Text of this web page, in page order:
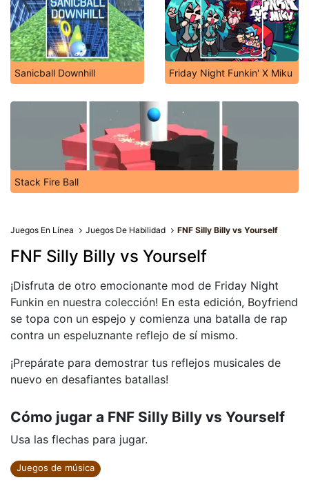
Sanicball Downhill Friday Night Funkin' X Miku
Stack Fire Ball
Juegos En Línea Juegos De Habilidad FNF Silly Billy vs Yourself
FNF Silly Billy vs Yourself
¡Disfruta de otro emocionante mod de Friday Night
Funkin en nuestra colección! En esta edición, Boyfriend
se topa con un espejo y comienza una batalla de rap
contra un espeluznante reflejo de sí mismo.
¡Prepárate para demostrar tus reflejos musicales de
nuevo en desafiantes batallas!
Cómo jugar a FNF Silly Billy vs Yourself
Usa las flechas para jugar.
Juegos de música